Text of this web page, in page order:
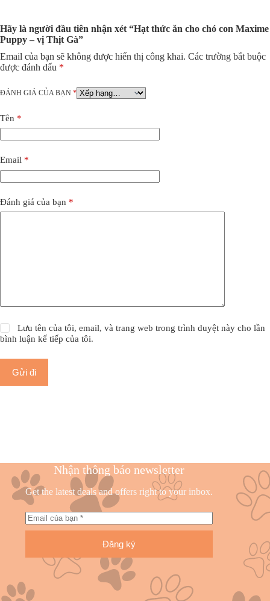
Hãy là người đầu tiên nhận xét “Hạt thức ăn cho chó con Maxime
Puppy – vị Thịt Gà”
Email của bạn sẽ không được hiển thị công khai. Các trường bắt buộc
được đánh dấu *
ĐÁNH GIÁ CỦA BẠN *
Tên *
Email *
Đánh giá của bạn *
Lưu tên của tôi, email, và trang web trong trình duyệt này cho lần
bình luận kế tiếp của tôi.
Gửi đi
Nhận thông báo newsletter
Get the latest deals and offers right to your inbox.
Đăng ký